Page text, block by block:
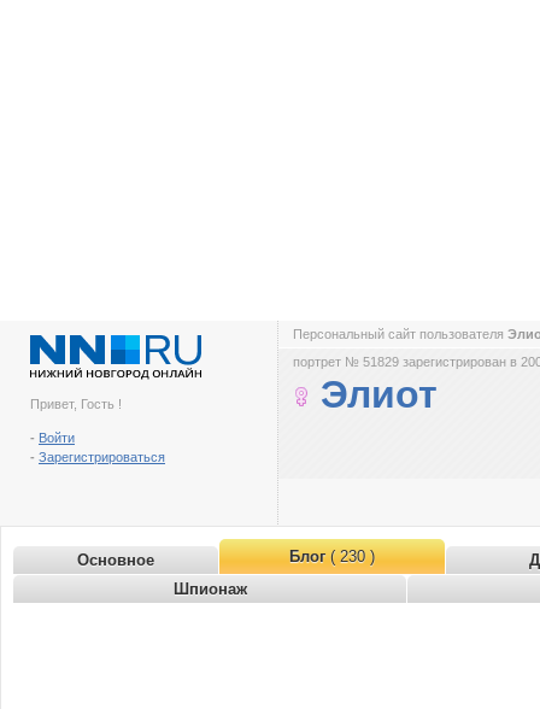
Привет, Гость !
- Войти
- Зарегистрироваться
Персональный сайт пользователя
портрет № 51829 зарегистрирован в
Элиот
Основное Блог( 230 )
Шпионаж